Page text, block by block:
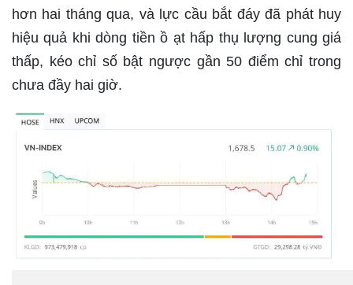
hơn hai tháng qua, và lực cầu bắt đáy đã phát huy
hiệu quả khi dòng tiền ồ ạt hấp thụ lượng cung giá
thấp, kéo chỉ số bật ngược gần 50 điểm chỉ trong
chưa đầy hai giờ.